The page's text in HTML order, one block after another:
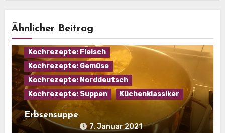
Ähnlicher Beitrag
Eintopf
Hausmannskost
Kochrezepte: Fleisch
Kochrezepte: Gemüse
Kochrezepte: Norddeutsch
Kochrezepte: Suppen
Küchenklassiker
Erbsensuppe
7. Januar 2021